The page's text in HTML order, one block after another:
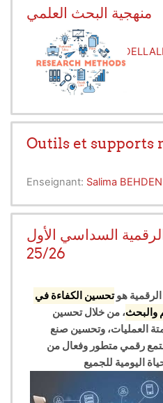
منهجية البحث العلمي
Enseignant:Imene DELLALI
Outils et supports
Enseignant: Salima
السداسي الأول
25/26
هوتحسين الكفاءة في
والبحث، من خلالتحسين
العمليات، وتحسين صنع
رقمي متطور وفعال من